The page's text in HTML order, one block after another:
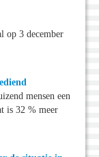
op 3 december
mensen een
is 32 % meer